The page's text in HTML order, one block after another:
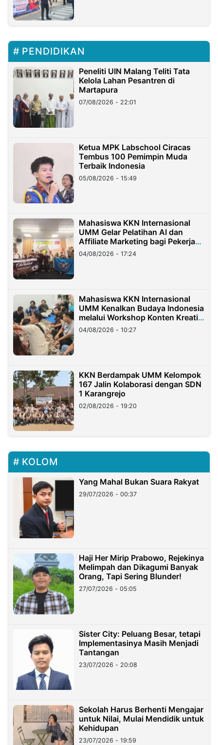
PENDIDIKAN
Peneliti UIN Malang Teliti Tata
Kelola Lahan Pesantren di
Martapura
07/08/2026 - 22:01
Ketua MPK Labschool Ciracas
Tembus 100 Pemimpin Muda
Terbaik Indonesia
05/08/2026 - 15:49
Mahasiswa KKN Internasional
UMM Gelar Pelatihan AI dan
Affiliate Marketing bagi Pekerja
Migran Indonesia di Taiwan
04/08/2026 - 17:24
Mahasiswa KKN Internasional
UMM Kenalkan Budaya Indonesia
melalui Workshop Konten Kreatif
di Taiwan
04/08/2026 - 10:27
KKN Berdampak UMM Kelompok
167 Jalin Kolaborasi dengan SDN
1 Karangrejo
02/08/2026 - 19:20
KOLOM
Yang Mahal Bukan Suara Rakyat
29/07/2026 - 00:37
Haji Her Mirip Prabowo, Rejekinya
Melimpah dan Dikagumi Banyak
Orang, Tapi Sering Blunder!
27/07/2026 - 05:05
Sister City: Peluang Besar, tetapi
Implementasinya Masih Menjadi
Tantangan
23/07/2026 - 20:08
Sekolah Harus Berhenti Mengajar
untuk Nilai, Mulai Mendidik untuk
Kehidupan
23/07/2026 - 19:59